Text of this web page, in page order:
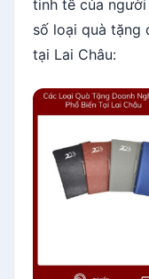
tinh tế của
số loại quà tặng
tại Lai Châu: